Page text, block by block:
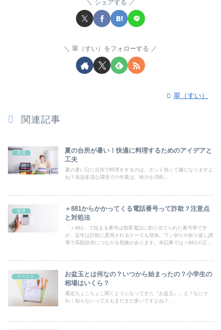
シェアする
翠（すい）をフォローする
翠（すい）
関連記事
生活
夏の台所が暑い！快適に料理するためのアイデアと
工夫
夏の暑い日に台所で料理をするのは、ホント熱くて嫌になりますよ
ね？高温多湿な環境での作業は、体力を消耗...
生活
＋881からかかってくる電話番号って詐欺？注意点
と対処法
「＋881」で始まる番号は衛星電話に割り当てられた番号帯です
が、近年は詐欺に悪用されるケースも増加。ワン切りや折り返し誘
導で高額請求につながる危険があります。本記事では＋881の正
イベント
お盆玉とは何なの？いつから始まったの？小学生の
相場はいくら？
最近ちょこちょこ聞くようになってきた『お盆玉』。え？なにそ
れ！知らないって人もまだまだ多いですよね？...